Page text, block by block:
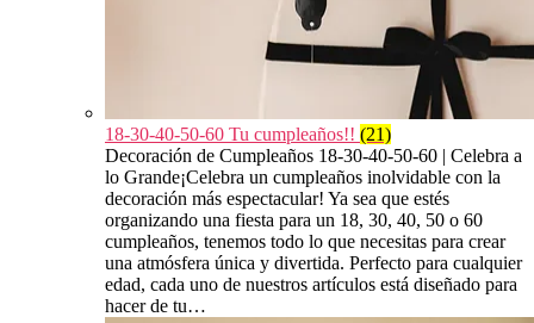
18-30-40-50-60 Tu cumpleaños!! (21)
Decoración de Cumpleaños 18-30-40-50-60 | Celebra a
lo Grande¡Celebra un cumpleaños inolvidable con la
decoración más espectacular! Ya sea que estés
organizando una fiesta para un 18, 30, 40, 50 o 60
cumpleaños, tenemos todo lo que necesitas para crear
una atmósfera única y divertida. Perfecto para cualquier
edad, cada uno de nuestros artículos está diseñado para
hacer de tu…